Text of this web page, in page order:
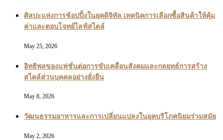
ศิลปะแห่งการช้อปปิ้งในยุคดิจิทัล เทคนิคการเลือกซื้อสินค้าให้คุ้ม
ค่าและตอบโจทย์ไลฟ์สไตล์
May 25, 2026
อิทธิพลของแฟชั่นต่อการขับเคลื่อนสังคมและกลยุทธ์การสร้าง
สไตล์ส่วนบุคคลอย่างยั่งยืน
May 8, 2026
วัฒนธรรมอาหารและการเปลี่ยนแปลงในยุคบริโภคนิยมร่วมสมัย
May 2, 2026